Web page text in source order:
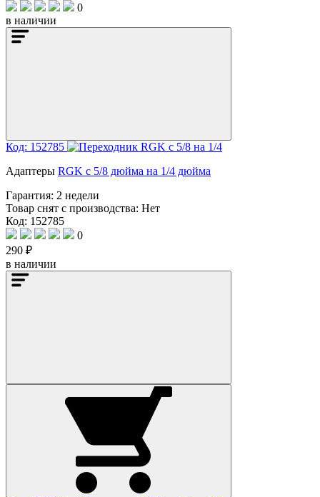
0
в наличии
Код: 152785
Адаптеры RGK с 5/8 дюйма на 1/4 дюйма
Гарантия: 2 недели
Товар снят с производства: Нет
Код: 152785
0
290 ₽
в наличии